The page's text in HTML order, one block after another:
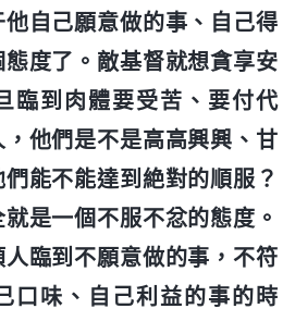
自己願意做的事、自己得
度了。敵基督就想貪享安
臨到肉體要受苦、要付代
他們是不是高高興興、甘
能不能達到絶對的順服？
是一個不服不忿的態度。
臨到不願意做的事，不符
口味、自己利益的事的時